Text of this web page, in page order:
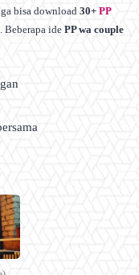
bisa download 30+ PP
. Beberapa ide PP wa couple